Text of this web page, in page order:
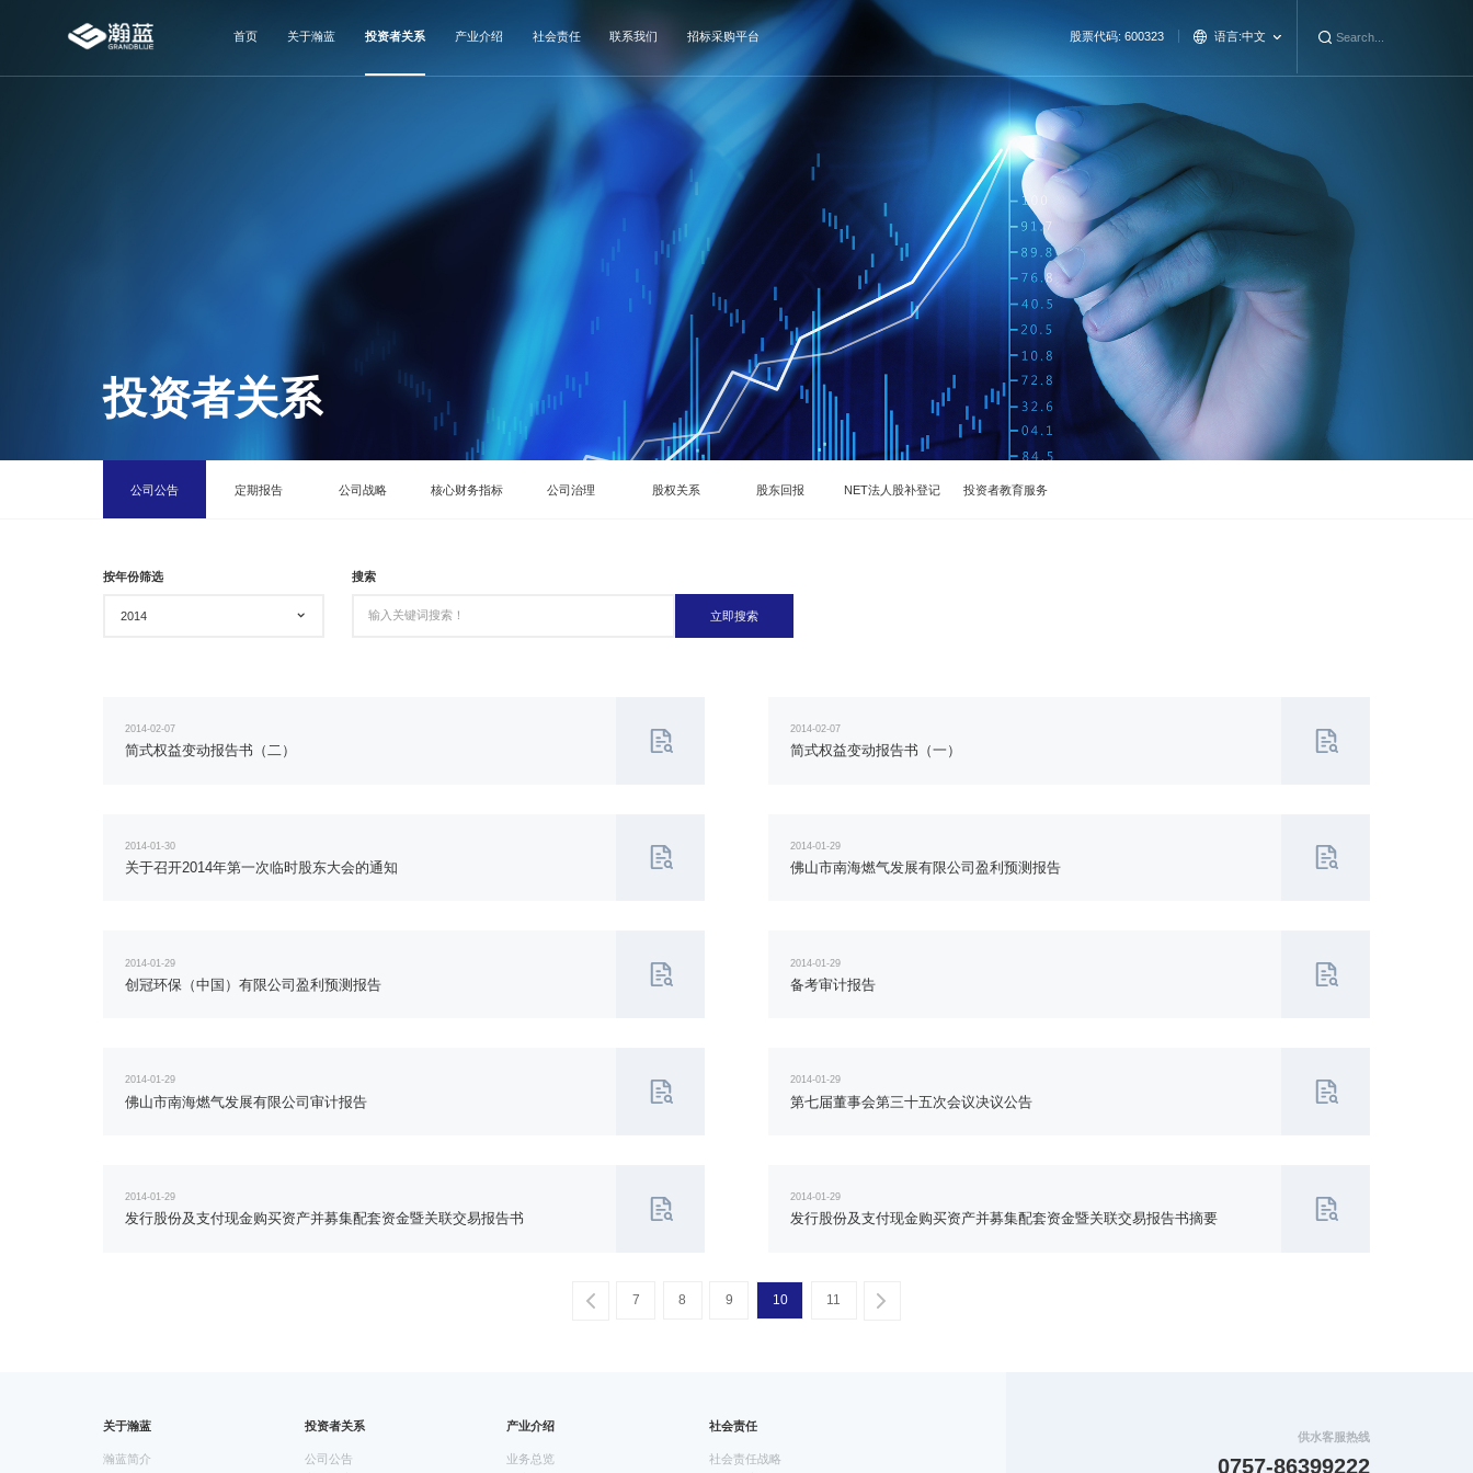
首页 关于瀚蓝 投资者关系 产业介绍 社会责任 联系我们 招标采购平台 股票代码: 600323 语言:中文
投资者关系
公司公告 定期报告 公司战略 核心财务指标 公司治理 股权关系 股东回报 NET法人股补登记 投资者教育服务
按年份筛选
2014
搜索
立即搜索
2014-02-07
简式权益变动报告书（二）
2014-02-07
简式权益变动报告书（一）
2014-01-30
关于召开2014年第一次临时股东大会的通知
2014-01-29
佛山市南海燃气发展有限公司盈利预测报告
2014-01-29
创冠环保（中国）有限公司盈利预测报告
2014-01-29
备考审计报告
2014-01-29
佛山市南海燃气发展有限公司审计报告
2014-01-29
第七届董事会第三十五次会议决议公告
2014-01-29
发行股份及支付现金购买资产并募集配套资金暨关联交易报告书
2014-01-29
发行股份及支付现金购买资产并募集配套资金暨关联交易报告书摘要
7 8 9 10 11
关于瀚蓝
瀚蓝简介
投资者关系
公司公告
产业介绍
业务总览
社会责任
社会责任战略
供水客服热线
0757-86399222